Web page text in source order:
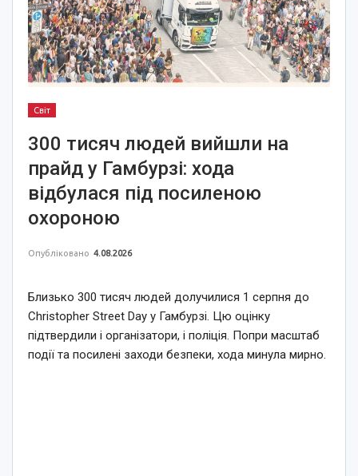
Світ
300 тисяч людей вийшли на
прайд у Гамбурзі: хода
відбулася під посиленою
охороною
Опубліковано 4.08.2026
Близько 300 тисяч людей долучилися 1 серпня до
Christopher Street Day у Гамбурзі. Цю оцінку
підтвердили і організатори, і поліція. Попри масштаб
події та посилені заходи безпеки, хода минула мирно.